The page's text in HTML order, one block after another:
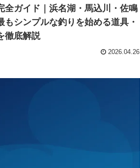
全ガイド｜浜名湖・馬込川・佐鳴
シンプルな釣りを始める道具・
徹底解説
2026.04.26